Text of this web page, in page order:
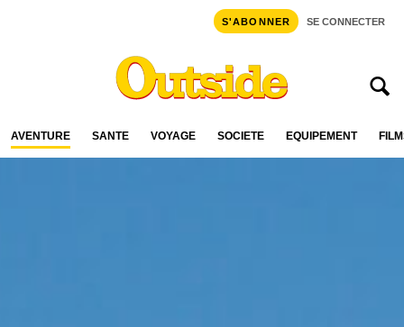
S'ABONNER SE CONNECTER
AVENTURE SANTÉ VOYAGE SOCIÉTÉ ÉQUIPEMENT